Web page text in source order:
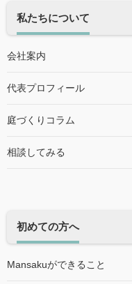
私たちについて
会社案内
代表プロフィール
庭づくりコラム
相談してみる
初めての方へ
Mansakuができること